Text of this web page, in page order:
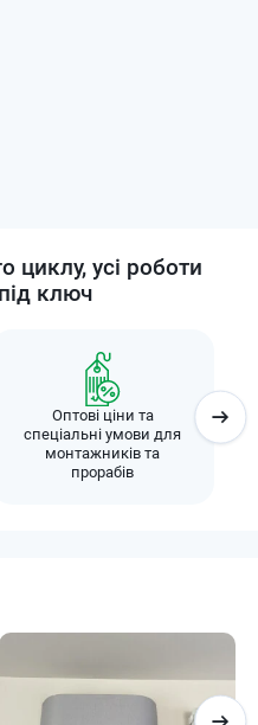
циклу, усі роботи
ключ
Оптові ціни та
спеціальні умови для
монтажників та
прорабів